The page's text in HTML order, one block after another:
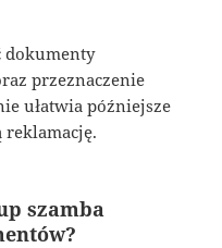
dokumenty
przeznaczenie
ułatwia późniejsze
szamba